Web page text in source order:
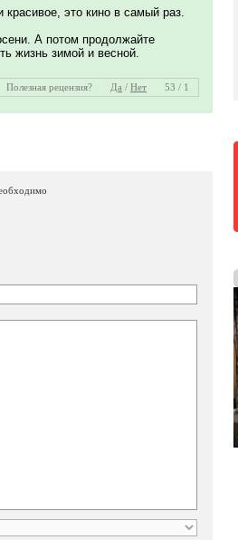
это кино в самый раз.
А потом продолжайте
жизнь зимой и весной.
Полезная рецензия? Да / Нет 53 / 1